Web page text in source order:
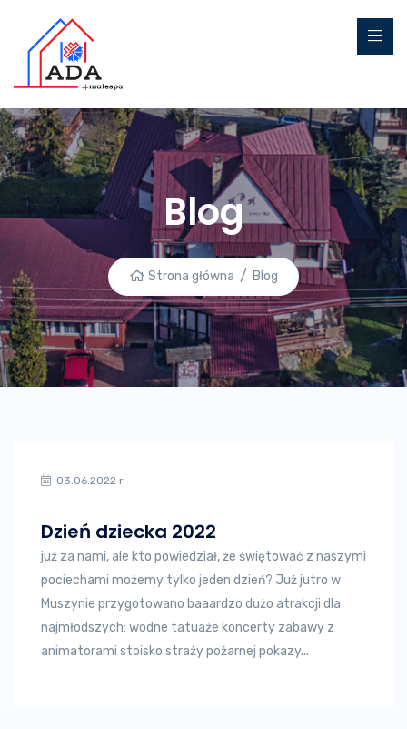
Blog
Strona główna Blog
03.06.2022 r.
Dzień dziecka 2022
już za nami, ale kto powiedział, że świętować z naszymi
pociechami możemy tylko jeden dzień? Już jutro w
Muszynie przygotowano baaardzo dużo atrakcji dla
najmłodszych: wodne tatuaże koncerty zabawy z
animatorami stoisko straży pożarnej pokazy...